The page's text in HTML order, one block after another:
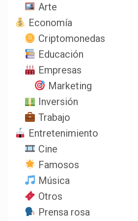
Arte
Economía
Criptomonedas
Educación
Empresas
Marketing
Inversión
Trabajo
Entretenimiento
Cine
Famosos
Música
Otros
Prensa rosa